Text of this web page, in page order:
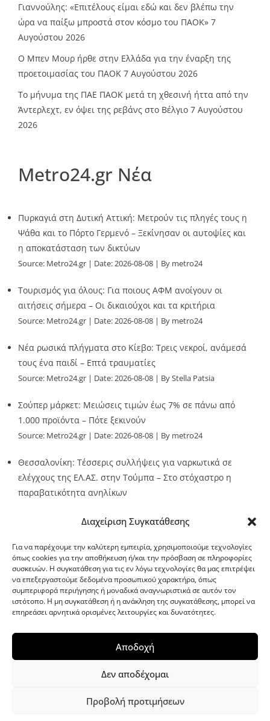
Διαχείριση Συγκατάθεσης
Για να παρέχουμε την καλύτερη εμπειρία, χρησιμοποιούμε τεχνολογίες
όπως cookies για την αποθήκευση ή/και την πρόσβαση σε πληροφορίες
συσκευών. Η συγκατάθεση για τις εν λόγω τεχνολογίες θα μας επιτρέψει
να επεξεργαστούμε δεδομένα προσωπικού χαρακτήρα, όπως
συμπεριφορά περιήγησης ή μοναδικά αναγνωριστικά σε αυτόν τον
ιστότοπο. Η μη συγκατάθεση ή η ανάκληση της συγκατάθεσης, μπορεί να
επηρεάσει αρνητικά ορισμένες λειτουργίες και δυνατότητες.
Αποδοχή
Δεν αποδέχομαι
Προβολή προτιμήσεων
Γιαννούλης: «Επιτέλους είμαι εδώ και δεν βλέπω την
ώρα να παίξω μπροστά στον κόσμο του ΠΑΟΚ» 7
Αυγούστου 2026
O Mπεν Μουρ ήρθε στην Ελλάδα για την έναρξη της
προετοιμασίας του ΠΑΟΚ 7 Αυγούστου 2026
Το μήνυμα της ΠΑΕ ΠΑΟΚ μετά τη χθεσινή ήττα από την
Άντερλεχτ, εν όψει της ρεβάνς στο Βέλγιο 7 Αυγούστου
2026
Metro24.gr Νέα
Πυρκαγιά στη Δυτική Αττική: Μετρούν τις πληγές τους η
Ψάθα και το Πόρτο Γερμενό – Ξεκίνησαν οι αυτοψίες και
η αποκατάσταση των δικτύων
Source: Metro24.gr Date: 2026-08-08 By metro24
Τουρισμός για όλους: Για ποιους ΑΦΜ ανοίγουν οι
αιτήσεις σήμερα – Οι δικαιούχοι και τα κριτήρια
Source: Metro24.gr Date: 2026-08-08 By metro24
Νέα ρωσικά πλήγματα στο Κίεβο: Τρεις νεκροί, ανάμεσά
τους ένα παιδί – Επτά τραυματίες
Source: Metro24.gr Date: 2026-08-08 By Stella Patsia
Σούπερ μάρκετ: Μειώσεις τιμών έως 7% σε πάνω από
1.000 προϊόντα – Πότε ξεκινούν
Source: Metro24.gr Date: 2026-08-08 By metro24
Θεσσαλονίκη: Τέσσερις συλλήψεις για ναρκωτικά σε
ελέγχους της ΕΛ.ΑΣ. στην Τούμπα – Στο στόχαστρο η
παραβατικότητα ανηλίκων
G-point.gr